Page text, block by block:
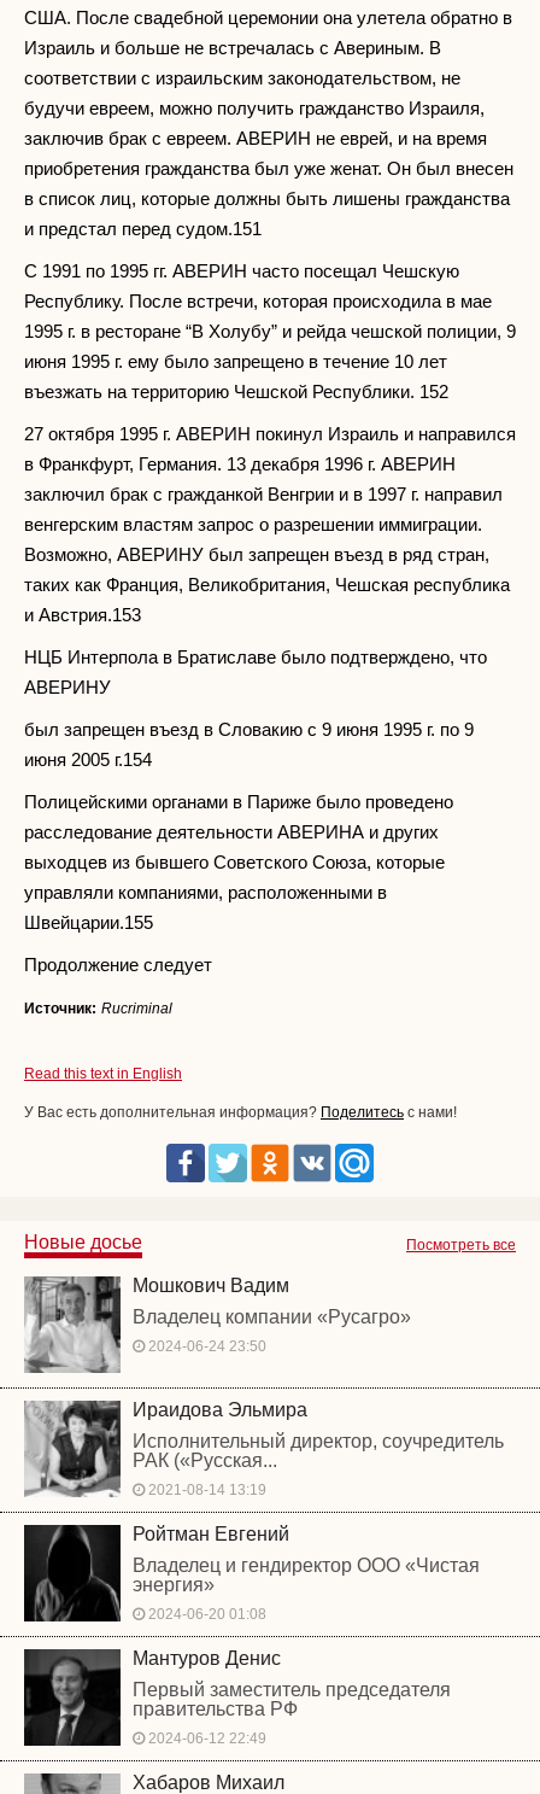
США. После свадебной церемонии она улетела обратно в
Израиль и больше не встречалась с Авериным. В
соответствии с израильским законодательством, не
будучи евреем, можно получить гражданство Израиля,
заключив брак с евреем. АВЕРИН не еврей, и на время
приобретения гражданства был уже женат. Он был внесен
в список лиц, которые должны быть лишены гражданства
и предстал перед судом.151
С 1991 по 1995 гг. АВЕРИН часто посещал Чешскую
Республику. После встречи, которая происходила в мае
1995 г. в ресторане “В Холубу” и рейда чешской полиции, 9
июня 1995 г. ему было запрещено в течение 10 лет
въезжать на территорию Чешской Республики. 152
27 октября 1995 г. АВЕРИН покинул Израиль и направился
в Франкфурт, Германия. 13 декабря 1996 г. АВЕРИН
заключил брак с гражданкой Венгрии и в 1997 г. направил
венгерским властям запрос о разрешении иммиграции.
Возможно, АВЕРИНУ был запрещен въезд в ряд стран,
таких как Франция, Великобритания, Чешская республика
и Австрия.153
НЦБ Интерпола в Братиславе было подтверждено, что
АВЕРИНУ
был запрещен въезд в Словакию с 9 июня 1995 г. по 9
июня 2005 г.154
Полицейскими органами в Париже было проведено
расследование деятельности АВЕРИНА и других
выходцев из бывшего Советского Союза, которые
управляли компаниями, расположенными в
Швейцарии.155
Продолжение следует
Источник: Rucriminal
Read this text in English
У Вас есть дополнительная информация? Поделитесь с нами!
Посмотреть все
Новые досье
Мошкович Вадим
Владелец компании «Русагро»
2024-06-24 23:50
Ираидова Эльмира
Исполнительный директор, соучредитель
РАК («Русская...
2021-08-14 13:19
Ройтман Евгений
Владелец и гендиректор ООО «Чистая
энергия»
2024-06-20 01:08
Мантуров Денис
Первый заместитель председателя
правительства РФ
2024-06-12 22:49
Хабаров Михаил